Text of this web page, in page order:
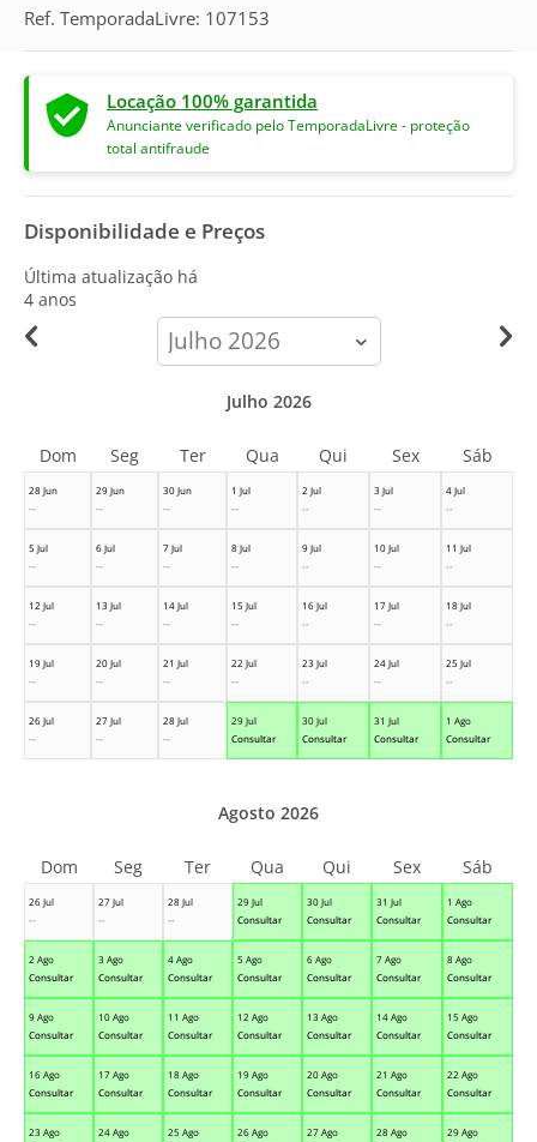
Ref. TemporadaLivre: 107153
Locação 100% garantida
Anunciante verificado pelo TemporadaLivre - proteção
total antifraude
Disponibilidade e Preços
Última atualização há
4 anos
calendar-
month
28 Jun
--
29 Jun
--
30 Jun
--
1 Jul
--
2 Jul
--
3 Jul
--
4 Jul
--
5 Jul
--
6 Jul
--
7 Jul
--
8 Jul
--
9 Jul
--
10 Jul
--
11 Jul
--
12 Jul
--
13 Jul
--
14 Jul
--
15 Jul
--
16 Jul
--
17 Jul
--
18 Jul
--
19 Jul
--
20 Jul
--
21 Jul
--
22 Jul
--
23 Jul
--
24 Jul
--
25 Jul
--
26 Jul
--
27 Jul
--
28 Jul
--
29 Jul
Consultar
30 Jul
Consultar
31 Jul
Consultar
1 Ago
Consultar
Julho 2026
Dom Seg Ter Qua Qui Sex Sáb
26 Jul
--
27 Jul
--
28 Jul
--
29 Jul
Consultar
30 Jul
Consultar
31 Jul
Consultar
1 Ago
Consultar
2 Ago
Consultar
3 Ago
Consultar
4 Ago
Consultar
5 Ago
Consultar
6 Ago
Consultar
7 Ago
Consultar
8 Ago
Consultar
9 Ago
Consultar
10 Ago
Consultar
11 Ago
Consultar
12 Ago
Consultar
13 Ago
Consultar
14 Ago
Consultar
15 Ago
Consultar
16 Ago
Consultar
17 Ago
Consultar
18 Ago
Consultar
19 Ago
Consultar
20 Ago
Consultar
21 Ago
Consultar
22 Ago
Consultar
23 Ago
24 Ago
25 Ago
26 Ago
27 Ago
28 Ago
29 Ago
Agosto 2026
Dom Seg Ter Qua Qui Sex Sáb